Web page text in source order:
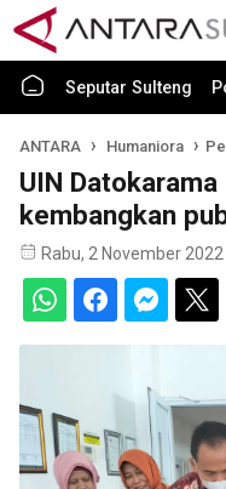
Seputar Sulteng
ANTARA Humaniora
UIN
kembangkan
Rabu, 2 November 2022